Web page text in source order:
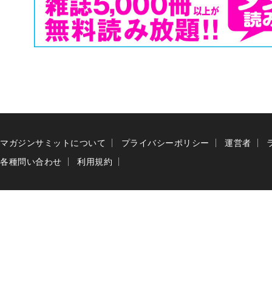
マガジンサミットについて プライバシーポリシー 運営者
各種問い合わせ
利用規約